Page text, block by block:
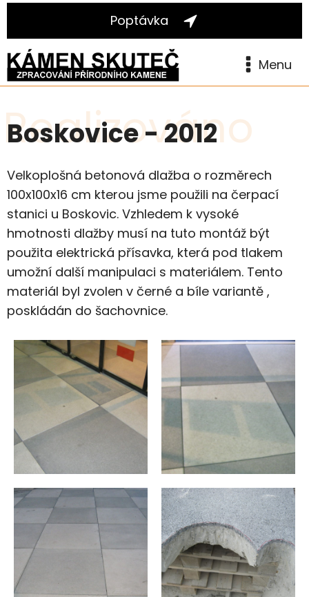
Poptávka
Menu
Realizováno
Boskovice - 2012
Velkoplošná betonová dlažba o rozměrech
100x100x16 cm kterou jsme použili na čerpací
stanici u Boskovic. Vzhledem k vysoké
hmotnosti dlažby musí na tuto montáž být
použita elektrická přísavka, která pod tlakem
umožní další manipulaci s materiálem. Tento
materiál byl zvolen v černé a bíle variantě ,
poskládán do šachovnice.